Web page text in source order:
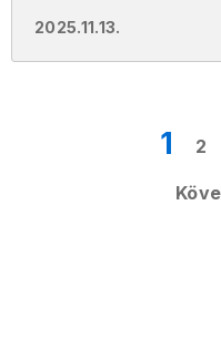
2025.11.13.
1 2